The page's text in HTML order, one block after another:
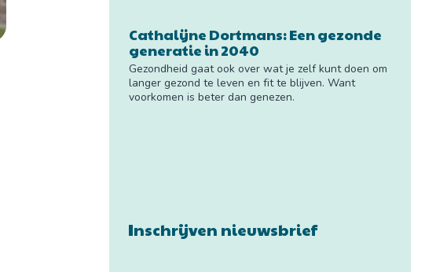
Cathalijne Dortmans: Een gezonde
generatie in 2040
Gezondheid gaat ook over wat je zelf kunt doen om
langer gezond te leven en fit te blijven. Want
voorkomen is beter dan genezen.
Inschrijven nieuwsbrief